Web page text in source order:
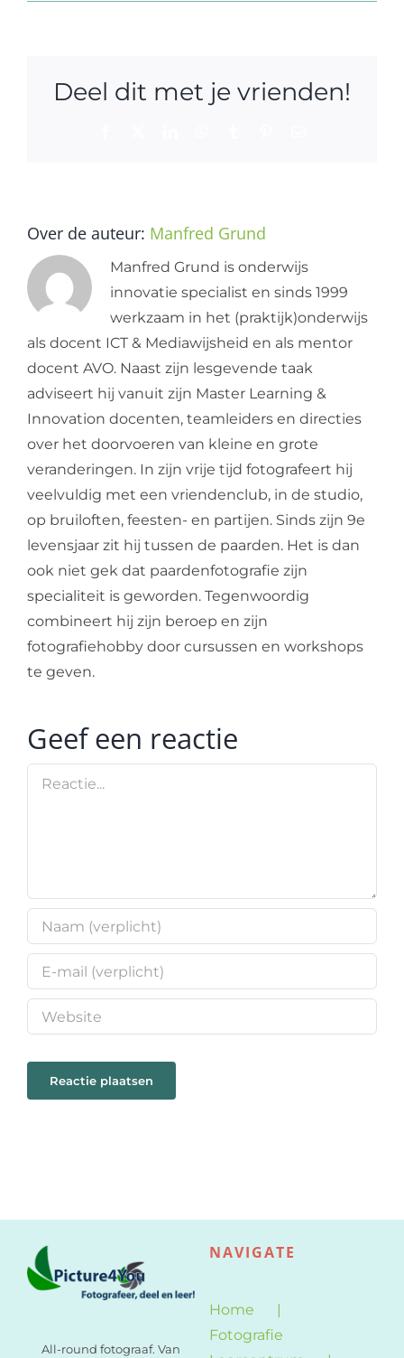
Deel dit met je vrienden!
Over de auteur: Manfred Grund
Manfred Grund is onderwijs
innovatie specialist en sinds 1999
werkzaam in het (praktijk)onderwijs
als docent ICT & Mediawijsheid en als mentor
docent AVO. Naast zijn lesgevende taak
adviseert hij vanuit zijn Master Learning &
Innovation docenten, teamleiders en directies
over het doorvoeren van kleine en grote
veranderingen. In zijn vrije tijd fotografeert hij
veelvuldig met een vriendenclub, in de studio,
op bruiloften, feesten- en partijen. Sinds zijn 9e
levensjaar zit hij tussen de paarden. Het is dan
ook niet gek dat paardenfotografie zijn
specialiteit is geworden. Tegenwoordig
combineert hij zijn beroep en zijn
fotografiehobby door cursussen en workshops
te geven.
Geef een reactie
Reactie
All-round fotograaf. Van
NAVIGATE
Home
Fotografie